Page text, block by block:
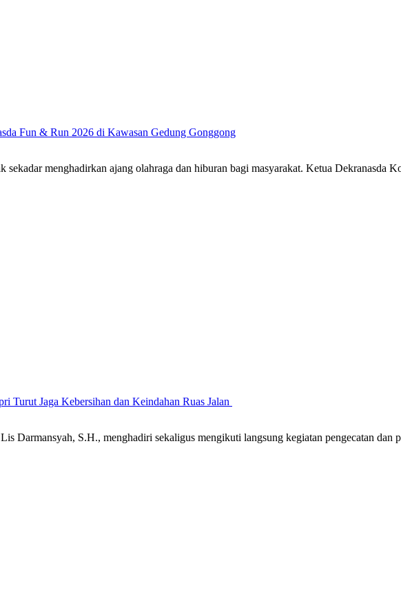
Fun & Run 2026 di Kawasan Gedung Gonggong
sekadar menghadirkan ajang olahraga dan hiburan bagi masyarakat. Ketua Dekranasda
Turut Jaga Kebersihan dan Keindahan Ruas Jalan
Darmansyah, S.H., menghadiri sekaligus mengikuti langsung kegiatan pengecatan dan